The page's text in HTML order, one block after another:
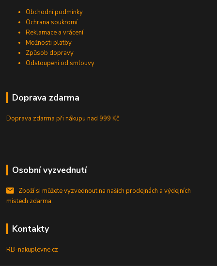
Obchodní podmínky
Ochrana soukromí
Reklamace a vrácení
Možnosti platby
Způsob dopravy
Odstoupení od smlouvy
Doprava zdarma
Doprava zdarma při nákupunad 999 Kč
Osobní vyzvednutí
Zboží si můžete vyzvednout na našich prodejnách a výdejních
místech zdarma.
Kontakty
RB-nakuplevne.cz